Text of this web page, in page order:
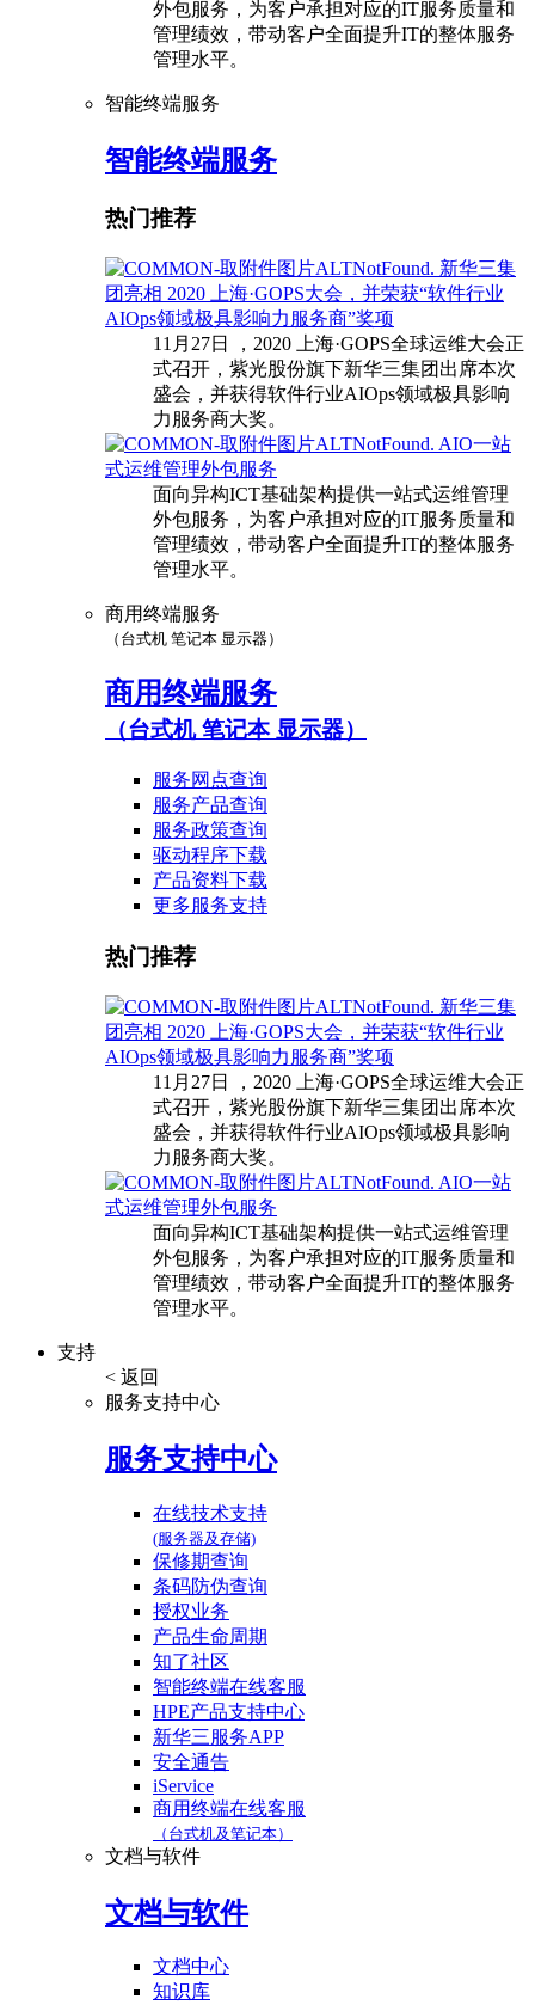
外包服务，为客户承担对应的IT服务质量和
管理绩效，带动客户全面提升IT的整体服务
管理水平。
智能终端服务
智能终端服务
热门推荐
新华三集
团亮相 2020 上海·GOPS大会，并荣获“软件行业
AIOps领域极具影响力服务商”奖项
11月27日 ，2020 上海·GOPS全球运维大会正
式召开，紫光股份旗下新华三集团出席本次
盛会，并获得软件行业AIOps领域极具影响
力服务商大奖。
AIO一站
式运维管理外包服务
面向异构ICT基础架构提供一站式运维管理
外包服务，为客户承担对应的IT服务质量和
管理绩效，带动客户全面提升IT的整体服务
管理水平。
商用终端服务
（台式机 笔记本 显示器）
商用终端服务
（台式机 笔记本 显示器）
服务网点查询
服务产品查询
服务政策查询
驱动程序下载
产品资料下载
更多服务支持
热门推荐
新华三集
团亮相 2020 上海·GOPS大会，并荣获“软件行业
AIOps领域极具影响力服务商”奖项
11月27日 ，2020 上海·GOPS全球运维大会正
式召开，紫光股份旗下新华三集团出席本次
盛会，并获得软件行业AIOps领域极具影响
力服务商大奖。
AIO一站
式运维管理外包服务
面向异构ICT基础架构提供一站式运维管理
外包服务，为客户承担对应的IT服务质量和
管理绩效，带动客户全面提升IT的整体服务
管理水平。
支持
< 返回
服务支持中心
服务支持中心
在线技术支持
(服务器及存储)
保修期查询
条码防伪查询
授权业务
产品生命周期
知了社区
智能终端在线客服
HPE产品支持中心
新华三服务APP
安全通告
iService
商用终端在线客服
（台式机及笔记本）
文档与软件
文档与软件
文档中心
知识库